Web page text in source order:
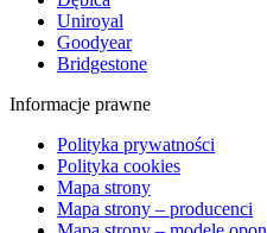
Uniroyal
Goodyear
Bridgestone
Informacje prawne
Polityka prywatności
Polityka cookies
Mapa strony
Mapa strony – producenci